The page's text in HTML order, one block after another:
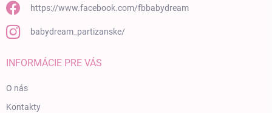
https://www.facebook.com/fbbabydream
babydream_partizanske/
INFORMÁCIE PRE VÁS
O nás
Kontakty